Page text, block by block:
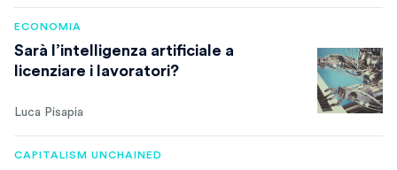
ECONOMIA
Sarà l’intelligenza artificiale a
licenziare i lavoratori?
Luca Pisapia
CAPITALISM UNCHAINED